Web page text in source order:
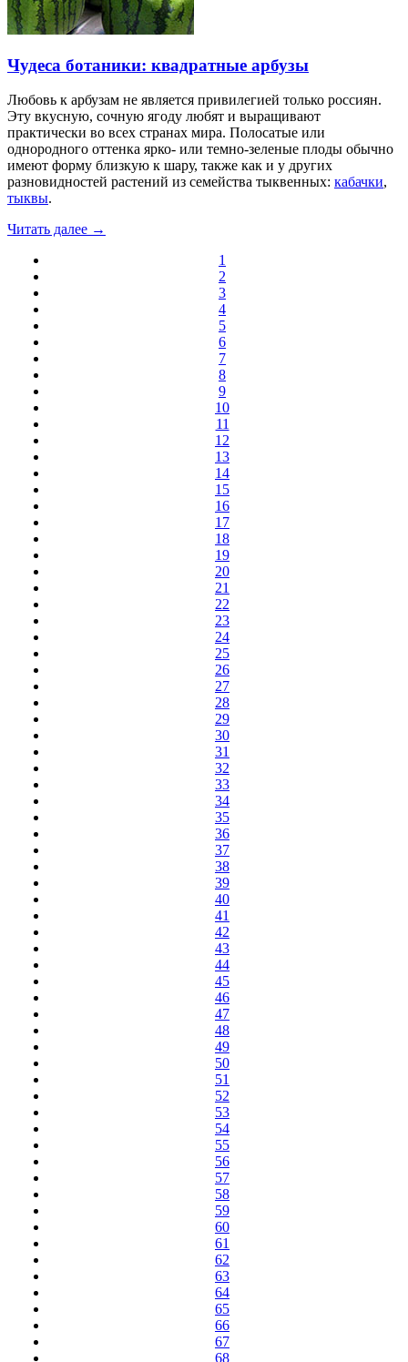
Чудеса ботаники: квадратные арбузы
Любовь к арбузам не является привилегией только россиян.
Эту вкусную, сочную ягоду любят и выращивают
практически во всех странах мира. Полосатые или
однородного оттенка ярко- или темно-зеленые плоды обычно
имеют форму близкую к шару, также как и у других
разновидностей растений из семейства тыквенных: кабачки,
тыквы.
Читать далее →
1
2
3
4
5
6
7
8
9
10
11
12
13
14
15
16
17
18
19
20
21
22
23
24
25
26
27
28
29
30
31
32
33
34
35
36
37
38
39
40
41
42
43
44
45
46
47
48
49
50
51
52
53
54
55
56
57
58
59
60
61
62
63
64
65
66
67
68